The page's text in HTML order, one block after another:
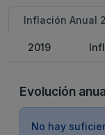
Inflación Anual
2019
Evolución
No hay